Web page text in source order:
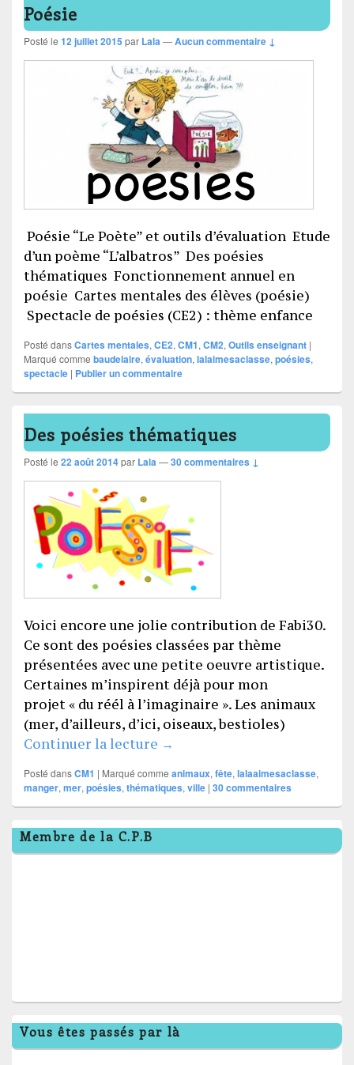
Poésie
Posté le 12 juillet 2015 par Lala—Aucun commentaire ↓
Poésie “Le Poète” et outils d’évaluation Etude
d’un poème “L’albatros” Des poésies
thématiques Fonctionnement annuel en
poésie Cartes mentales des élèves (poésie)
Spectacle de poésies (CE2) : thème enfance
Posté dansCartes mentales, CE2, CM1, CM2, Outils enseignant |
Marqué comme baudelaire, évaluation, lalaimesaclasse, poésies,
spectacle | Publier un commentaire
Des poésies thématiques
Posté le 22 août 2014par Lala—30 commentaires ↓
Voici encore une jolie contribution de Fabi30.
Ce sont des poésies classées par thème
présentées avec une petite oeuvre artistique.
Certaines m’inspirent déjà pour mon
projet « du réél à l’imaginaire ». Les animaux
(mer, d’ailleurs, d’ici, oiseaux, bestioles)
Continuer la lecture Des poésies thématiques
→
Posté dansCM1 | Marqué comme animaux, fête, lalaaimesaclasse,
manger, mer, poésies, thématiques, ville | 30commentaires
Zone
principale
de
Membre de la C.P.B
Vous êtes passés par là